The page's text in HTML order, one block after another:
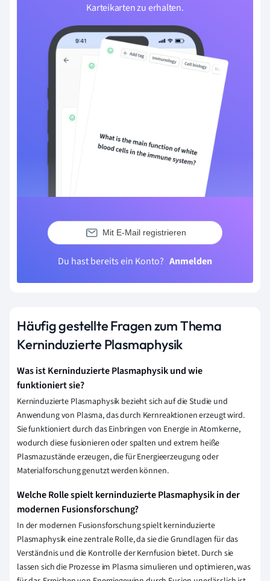
Karteikarten zu erhalten.
Mit E-Mail registrieren
Du hast bereits ein Konto? Anmelden
Häufig gestellte Fragen zum Thema
Kerninduzierte Plasmaphysik
Was ist Kerninduzierte Plasmaphysik und wie
funktioniert sie?
Kerninduzierte Plasmaphysik bezieht sich auf die Studie und
Anwendung von Plasma, das durch Kernreaktionen erzeugt wird.
Sie funktioniert durch das Einbringen von Energie in Atomkerne,
wodurch diese fusionieren oder spalten und extrem heiße
Plasmazustände erzeugen, die für Energieerzeugung oder
Materialforschung genutzt werden können.
Welche Rolle spielt kerninduzierte Plasmaphysik in der
modernen Fusionsforschung?
In der modernen Fusionsforschung spielt kerninduzierte
Plasmaphysik eine zentrale Rolle, da sie die Grundlagen für das
Verständnis und die Kontrolle der Kernfusion bietet. Durch sie
lassen sich die Prozesse im Plasma simulieren und optimieren, was